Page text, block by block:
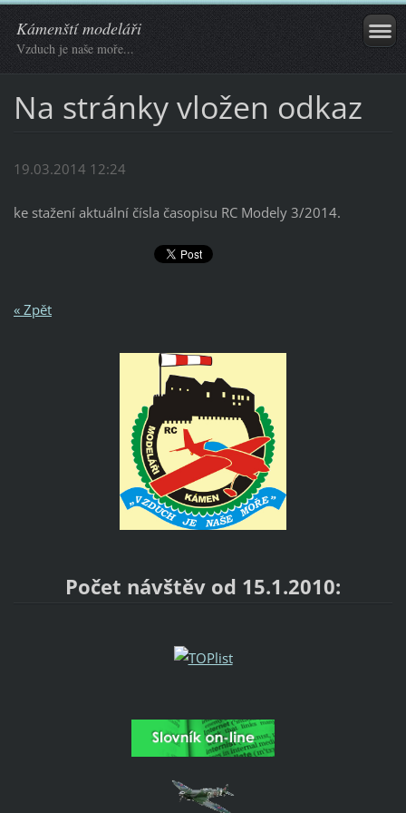
Kámenští modeláři
Vzduch je naše moře...
Na stránky vložen odkaz
19.03.2014 12:24
ke stažení aktuální čísla časopisu RC Modely 3/2014.
« Zpět
Počet návštěv od 15.1.2010: